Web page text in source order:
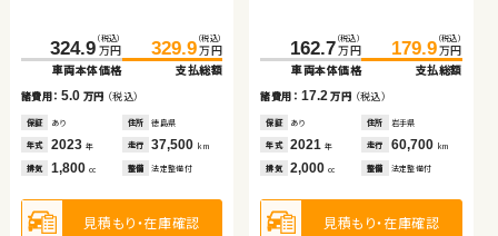
324.9 （税込）
万円
車両本体価格
329.9 （税込）
万円
支払総額
諸費用：5.0 万円 （税込）
保証 あり 住所 徳島県
年式 2023 年 走行 37,500 km
排気 1,800 cc 整備 法定整備付
見積もり・在庫確認
162.7 （税込）
万円
車両本体価格
179.9 （税込）
万円
支払総額
諸費用： 17.2 万円 （税込）
保証 あり 住所 岩手県
年式 2021年 走行 60,700 km
排気 2,000cc 整備 法定整備付
見積もり・在庫確認
ダイハツ ムーヴ キャンバ
ス
101.6万円
車両本体価格
諸費用：8.1 万円 （税込）
保証 あり 住所 群馬県
排気 660 整備 なし
スズキ ジムニー
110.1万円
車両本体価格
諸費用：7.1 万円 （税込）
保証 なし 住所 埼玉県
排気 660 整備 なし
スズキ スイフト
34.8
車両本体価格
43.0 万円
支払総額
諸費用：8.2万円（税込）
保証 なし 住所 宮城県
トヨタ プリウス
259.8
車両本体価格
270.9 万円
支払総額
諸費用：11.1万円（税込）
保証 あり 住所 福岡県